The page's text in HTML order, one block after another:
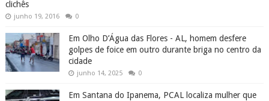
clichês
junho 19, 2016 0
Em Olho D’Água das Flores - AL, homem desfere
golpes de foice em outro durante briga no centro da
cidade
junho 14, 2025 0
Em Santana do Ipanema, PCAL localiza mulher que